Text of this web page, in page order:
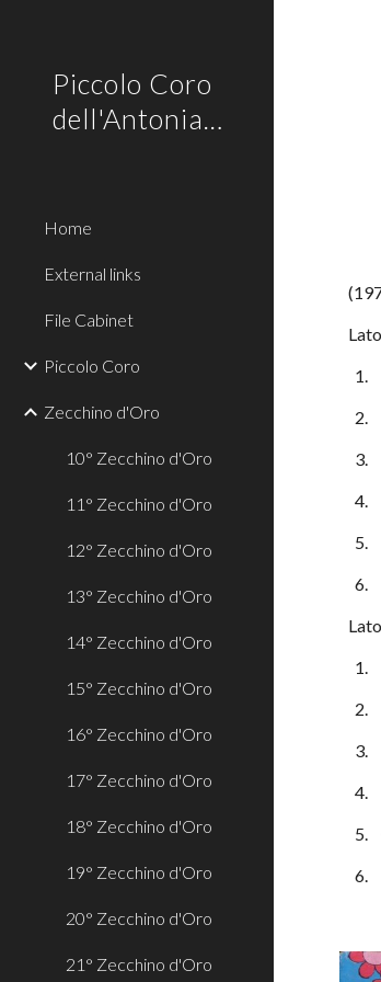
Piccolo Coro
dell'Antoniano
Home
External links
File Cabinet
Piccolo Coro
Zecchino d'Oro
10° Zecchino d'Oro
11° Zecchino d'Oro
12° Zecchino d'Oro
13° Zecchino d'Oro
14° Zecchino d'Oro
15° Zecchino d'Oro
16° Zecchino d'Oro
17° Zecchino d'Oro
18° Zecchino d'Oro
19° Zecchino d'Oro
20° Zecchino d'Oro
21° Zecchino d'Oro